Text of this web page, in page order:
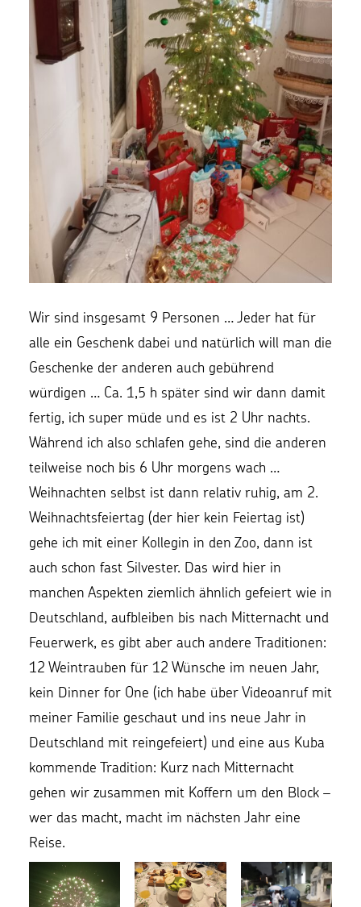
Wir sind insgesamt 9 Personen … Jeder hat für
alle ein Geschenk dabei und natürlich will man die
Geschenke der anderen auch gebührend
würdigen … Ca. 1,5 h später sind wir dann damit
fertig, ich super müde und es ist 2 Uhr nachts.
Während ich also schlafen gehe, sind die anderen
teilweise noch bis 6 Uhr morgens wach …
Weihnachten selbst ist dann relativ ruhig, am 2.
Weihnachtsfeiertag (der hier kein Feiertag ist)
gehe ich mit einer Kollegin in den Zoo, dann ist
auch schon fast Silvester. Das wird hier in
manchen Aspekten ziemlich ähnlich gefeiert wie in
Deutschland, aufbleiben bis nach Mitternacht und
Feuerwerk, es gibt aber auch andere Traditionen:
12 Weintrauben für 12 Wünsche im neuen Jahr,
kein Dinner for One (ich habe über Videoanruf mit
meiner Familie geschaut und ins neue Jahr in
Deutschland mit reingefeiert) und eine aus Kuba
kommende Tradition: Kurz nach Mitternacht
gehen wir zusammen mit Koffern um den Block –
wer das macht, macht im nächsten Jahr eine
Reise.